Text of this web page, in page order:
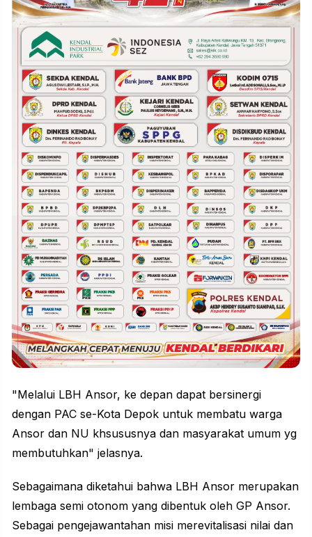
"Melalui LBH Ansor, ke depan dapat bersinergi
dengan PAC se-Kota Depok untuk membatu warga
Ansor dan NU khsususnya dan masyarakat umum yg
membutuhkan" jelasnya.
Sebagaimana diketahui bahwa LBH Ansor merupakan
lembaga semi otonom yang dibentuk oleh GP Ansor.
Sebagai pengejawantahan misi merevitalisasi nilai dan